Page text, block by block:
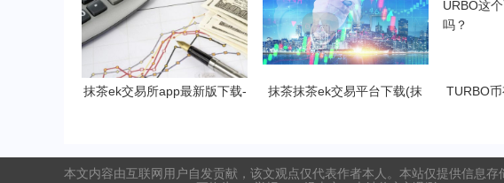
抹茶ek交易所app最新版下载-
抹茶抹茶ek交易平台下载(抹
TURBO
本文内容由互联网用户自发贡献，该文观点仅代表作者本人。本站仅提供信息